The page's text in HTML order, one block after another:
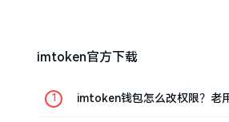
imtoken官方下载
imtoken钱包怎么改权限？老